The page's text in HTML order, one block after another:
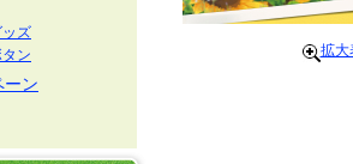
ズ
ン
ーン
拡大